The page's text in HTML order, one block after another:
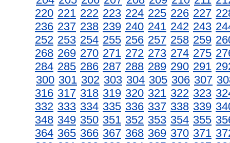
220 221 222 223 224 225 226 227
236 237 238 239 240 241 242 243
252 253 254 255 256 257 258 259
268 269 270 271 272 273 274 275
284 285 286 287 288 289 290 291
300 301 302 303 304 305 306 307
316 317 318 319 320 321 322 323
332 333 334 335 336 337 338 339
348 349 350 351 352 353 354 355
364 365 366 367 368 369 370 371